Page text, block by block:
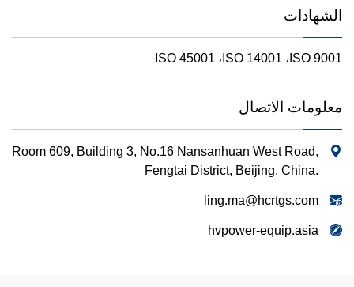
الشهادات
ISO 9001 ، ISO 14001 ، ISO 45001
معلومات الاتصال
Room 609, Building 3, No.16 Nansanhuan West Road,
Fengtai District, Beijing, China.
ling.ma@hcrtgs.com
hvpower-equip.asia